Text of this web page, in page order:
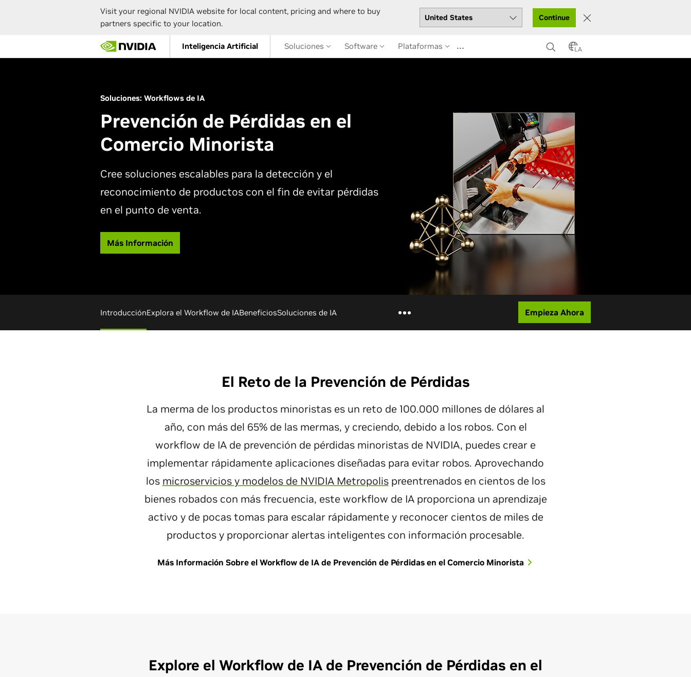
Visit your regional NVIDIA website for local content, pricing and where to buy
partners specific to your location.
Continue
main
Inteligencia Artificial Soluciones Software Plataformas … LA
Soluciones: Workflows de IA
Prevención de Pérdidas en el
Comercio Minorista
Cree soluciones escalables para la detección y el
reconocimiento de productos con el fin de evitar pérdidas
en el punto de venta.
Más Información
IntroducciónExplora el Workflow de IABeneficiosSoluciones de IA Empieza Ahora
El Reto de la Prevención de Pérdidas
La merma de los productos minoristas es un reto de 100.000 millones de dólares al
año, con más del 65% de las mermas, y creciendo, debido a los robos. Con el
workflow de IA de prevención de pérdidas minoristas de NVIDIA, puedes crear e
implementar rápidamente aplicaciones diseñadas para evitar robos. Aprovechando
los microservicios y modelos de NVIDIA Metropolispreentrenados en cientos de los
bienes robados con más frecuencia, este workflow de IA proporciona un aprendizaje
activo y de pocas tomas para escalar rápidamente y reconocer cientos de miles de
productos y proporcionar alertas inteligentes con información procesable.
Más Información Sobre el Workflow de IA de Prevención de Pérdidas en el Comercio Minorista
Explore el Workflow de IA de Prevención de Pérdidas en el